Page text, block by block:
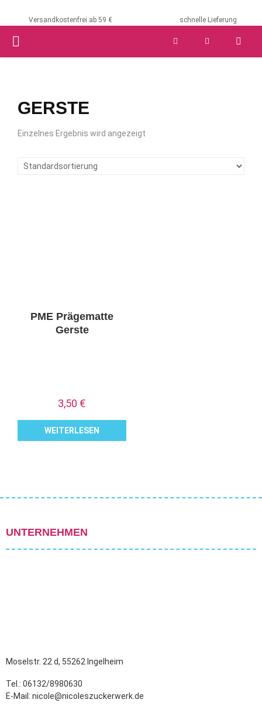
Versandkostenfrei ab 59 € schnelle Lieferung
PRIMARY
GERSTE
Einzelnes Ergebnis wird angezeigt
PME Prägematte
Gerste
3,50 €
WEITERLESEN
UNTERNEHMEN
Moselstr. 22 d, 55262 Ingelheim
Tel.: 06132/8980630
E-Mail: nicole@nicoleszuckerwerk.de